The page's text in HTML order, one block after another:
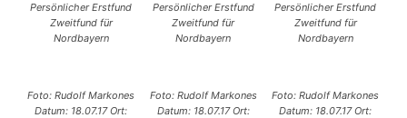
Persönlicher Erstfund
Zweitfund für
Nordbayern
Persönlicher Erstfund
Zweitfund für
Nordbayern
Persönlicher Erstfund
Zweitfund für
Nordbayern
Foto: Rudolf Markones
Datum: 18.07.17 Ort:
Foto: Rudolf Markones
Datum: 18.07.17 Ort:
Foto: Rudolf Markones
Datum: 18.07.17 Ort: